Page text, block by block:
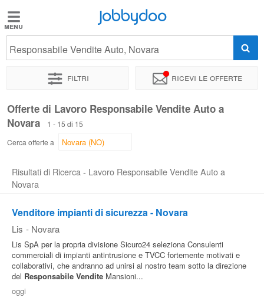
Jobbydoo
Offerte
Stipendi
professioni
Blog
Pubblica
Offerte
Jobbydoo
Responsabile Vendite Auto, Novara
Filtri Ricevi le offerte
Offerte di Lavoro Responsabile Vendite Auto a
Novara
1 - 15 di 15
Cerca offerte a
Risultati di Ricerca - Lavoro Responsabile Vendite Auto a
Novara
Venditore impianti di sicurezza - Novara
Lis - Novara
Lis SpA per la propria divisione Sicuro24 seleziona Consulenti
commerciali di impianti antintrusione e TVCC fortemente motivati e
collaborativi, che andranno ad unirsi al nostro team sotto la direzione
del Responsabile Vendite Mansioni...
oggi